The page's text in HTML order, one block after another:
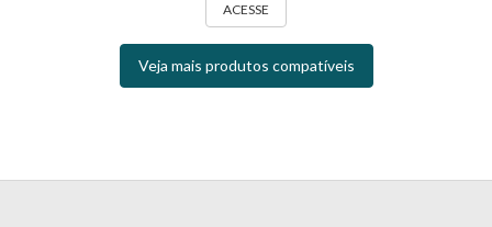
ACESSE
Veja mais produtos compatíveis